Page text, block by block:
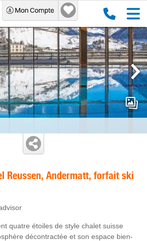
Reussen, Andermatt, forfait ski
quatre étoiles de style chalet suisse
décontractée et son espace bien-